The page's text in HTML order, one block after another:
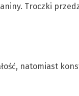
Troczki
natomiast